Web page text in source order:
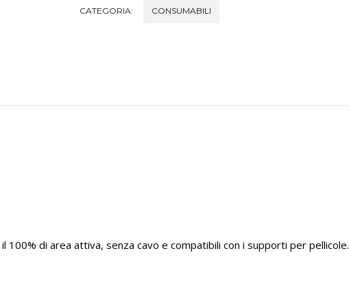
CATEGORIA: CONSUMABILI
100% di area attiva, senza cavo e compatibili con i supporti per pellicole.